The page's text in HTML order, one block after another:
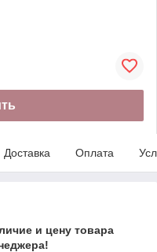
Доставка Оплата
и цену товара